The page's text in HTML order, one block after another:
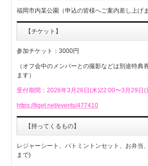
福岡市内某公園（申込の皆様へご案内差し上げま
【チケット】
参加チケット：3000円
（オフ会中のメンバーとの撮影などは別途特典
ます）
受付期間：2026年3月26日(木)22:00〜3月29日(
https://tiget.net/events/477410
【持ってくるもの】
レジャーシート、バトミントンセット、お弁当
まで)